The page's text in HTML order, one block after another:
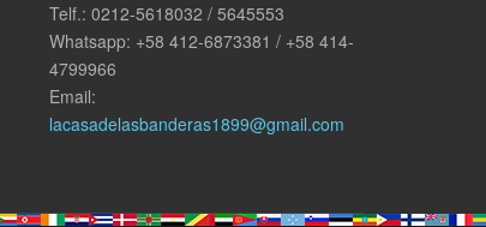
Telf.: 0212-5618032 / 5645553
Whatsapp: +58 412-6873381 / +58 414-
4799966
Email:
lacasadelasbanderas1899@gmail.com